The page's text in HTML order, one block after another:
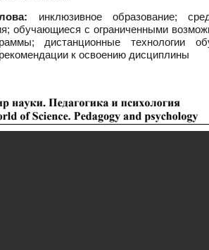
инклюзивное образование;
обучающиеся с ограниченными
дистанционные технологии
к освоению дисциплины